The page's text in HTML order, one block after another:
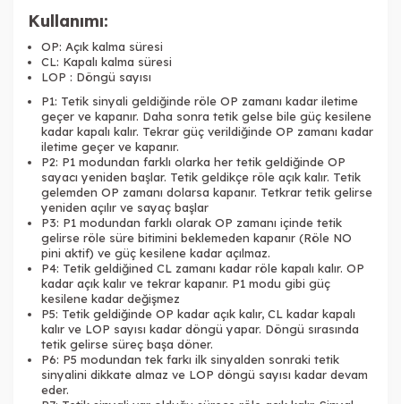
Kullanımı:
OP: Açık kalma süresi
CL: Kapalı kalma süresi
LOP : Döngü sayısı
P1: Tetik sinyali geldiğinde röle OP zamanı kadar iletime
geçer ve kapanır. Daha sonra tetik gelse bile güç kesilene
kadar kapalı kalır. Tekrar güç verildiğinde OP zamanı kadar
iletime geçer ve kapanır.
P2: P1 modundan farklı olarka her tetik geldiğinde OP
sayacı yeniden başlar. Tetik geldikçe röle açık kalır. Tetik
gelemden OP zamanı dolarsa kapanır. Tetkrar tetik gelirse
yeniden açılır ve sayaç başlar
P3: P1 modundan farklı olarak OP zamanı içinde tetik
gelirse röle süre bitimini beklemeden kapanır (Röle NO
pini aktif) ve güç kesilene kadar açılmaz.
P4: Tetik geldiğined CL zamanı kadar röle kapalı kalır. OP
kadar açık kalır ve tekrar kapanır. P1 modu gibi güç
kesilene kadar değişmez
P5: Tetik geldiğinde OP kadar açık kalır, CL kadar kapalı
kalır ve LOP sayısı kadar döngü yapar. Döngü sırasında
tetik gelirse süreç başa döner.
P6: P5 modundan tek farkı ilk sinyalden sonraki tetik
sinyalini dikkate almaz ve LOP döngü sayısı kadar devam
eder.